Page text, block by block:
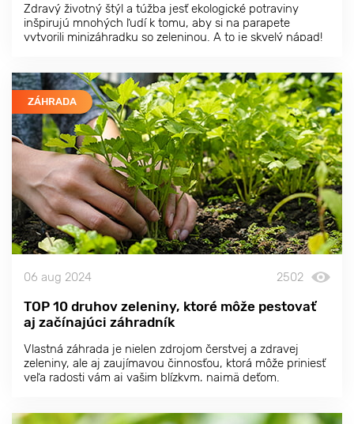
Zdravý životný štýl a túžba jesť ekologické potraviny
inšpirujú mnohých ľudí k tomu, aby si na parapete
vytvorili minizáhradku so zeleninou. A to je skvelý nápad!
ZÁHRADA
06 aug 2024 2502
TOP 10 druhov zeleniny, ktoré môže pestovať
aj začínajúci záhradník
Vlastná záhrada je nielen zdrojom čerstvej a zdravej
zeleniny, ale aj zaujímavou činnosťou, ktorá môže priniesť
veľa radosti vám aj vašim blízkym, najmä deťom.